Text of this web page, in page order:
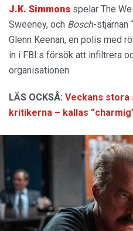
J.K. Simmons spelar The
Sweeney, och Bosch-stjärnan
Glenn Keenan, en polis med
in i FBI:s försök att infiltrera
organisationen.
LÄS OCKSÅ: Veckans stora
kritikerna – kallas